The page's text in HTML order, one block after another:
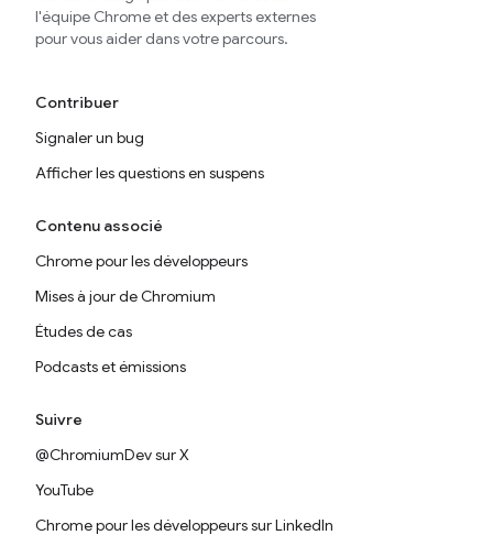
l'équipe Chrome et des experts externes
pour vous aider dans votre parcours.
Contribuer
Signaler un bug
Afficher les questions en suspens
Contenu associé
Chrome pour les développeurs
Mises à jour de Chromium
Études de cas
Podcasts et émissions
Suivre
@ChromiumDev sur X
YouTube
Chrome pour les développeurs sur LinkedIn